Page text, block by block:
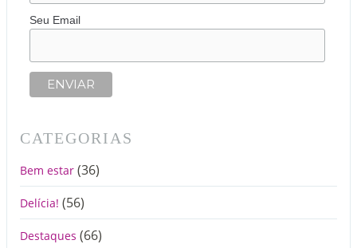
Seu Email
CATEGORIAS
Bem estar (36)
Delícia! (56)
Destaques (66)